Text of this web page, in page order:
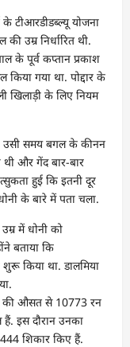
टीआरडीडब्ल्यू योजना
उम्र निर्धारित थी.
के पूर्व कप्तान प्रकाश
किया गया था. पोद्दार के
खिलाड़ी के लिए नियम
उसी समय बगल के कीनन
थी और गेंद बार-बार
हुई कि इतनी दूर
के बारे में पता चला.
में धोनी को
बताया कि
शुरू किया था. डालमिया
की औसत से 10773 रन
इस दौरान उनका
शिकार किए हैं.